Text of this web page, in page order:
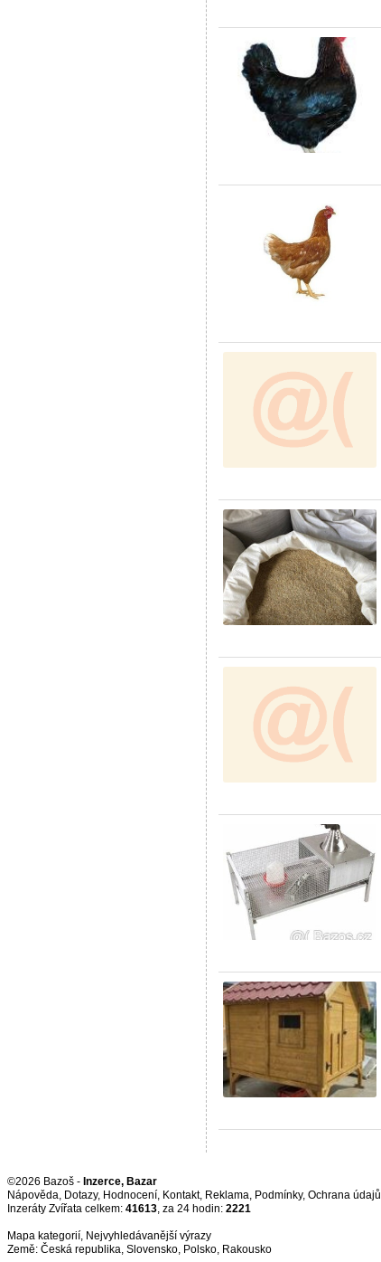
©2026 Bazoš - Inzerce, Bazar
Nápověda, Dotazy, Hodnocení, Kontakt, Reklama, Podmínky, Ochrana údajů
Inzeráty Zvířata celkem: 41613, za 24 hodin: 2221
Mapa kategorií, Nejvyhledávanější výrazy
Země: Česká republika, Slovensko, Polsko, Rakousko